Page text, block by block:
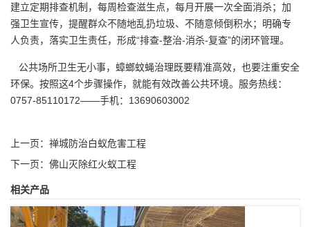
建立定期排查机制，每周检查滋生点，每月开展一次全面消杀；加
强卫生宣传，提醒群众不随地乱扔垃圾、不随意倾倒积水；明确专
人负责，落实卫生责任，形成“排查-整治-消杀-复查”的闭环管理。
公共场所卫生无小事，蟑螂蚊蝇治理既要精准高效，也要注重安全
环保。按照这4个步骤操作，就能有效改善公共环境。服务热线：
0757-85110172——手机：13690603002
上一页： 禅城防治白蚁危害工程
下一页： 佛山灭除红火蚁工程
相关产品